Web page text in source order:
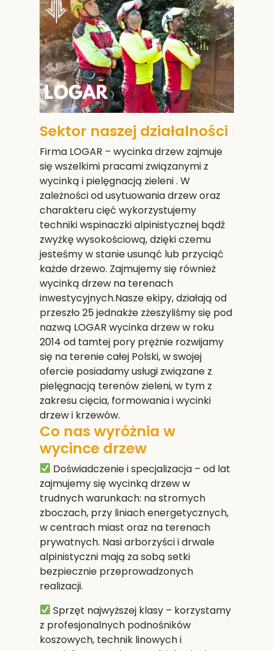
Sektor naszej działalności
Firma LOGAR – wycinka drzew zajmuje
się wszelkimi pracami związanymi z
wycinką i pielęgnacją zieleni . W
zależności od usytuowania drzew oraz
charakteru cięć wykorzystujemy
techniki wspinaczki alpinistycznej bądź
zwyżkę wysokościową, dzięki czemu
jesteśmy w stanie usunąć lub przyciąć
każde drzewo. Zajmujemy się również
wycinką drzew na terenach
inwestycyjnych.Nasze ekipy, działają od
przeszło 25 jednakże zżeszyliśmy się pod
nazwą LOGAR wycinka drzew w roku
2014 od tamtej pory prężnie rozwijamy
się na terenie całej Polski, w swojej
ofercie posiadamy usługi związane z
pielęgnacją terenów zieleni, w tym z
zakresu cięcia, formowania i wycinki
drzew i krzewów.
Co nas wyróżnia w
wycince drzew
Doświadczenie i specjalizacja– od lat
zajmujemy się wycinką drzew w
trudnych warunkach: na stromych
zboczach, przy liniach energetycznych,
w centrach miast oraz na terenach
prywatnych. Nasi arborzyści i drwale
alpinistyczni mają za sobą setki
bezpiecznie przeprowadzonych
realizacji.
Sprzęt najwyższej klasy– korzystamy
z profesjonalnych podnośników
koszowych, technik linowych i